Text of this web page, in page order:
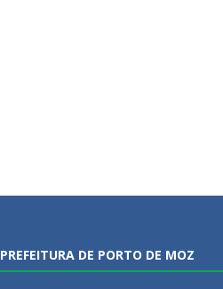
PREFEITURA DE PORTO DE MOZ